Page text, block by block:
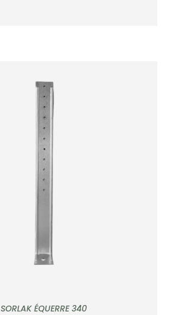
DÉTAILS
SORLAK ÉQUERRE 340